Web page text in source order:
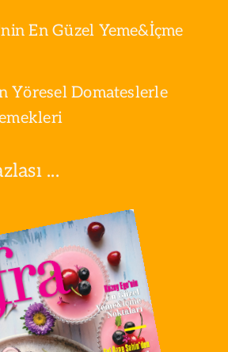
En Güzel Yeme&İçme
Yöresel Domateslerle
...